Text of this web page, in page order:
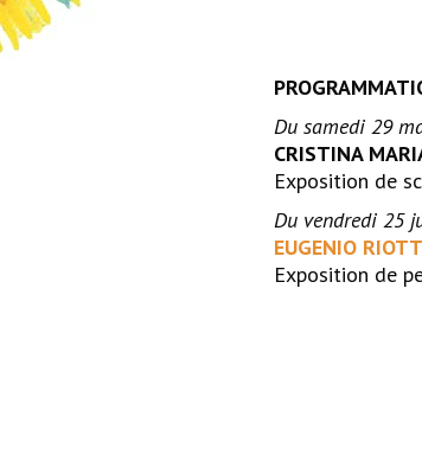
Du samedi 29
CRISTINA
Exposition de
Du vendredi 25
EUGENIO
Exposition de